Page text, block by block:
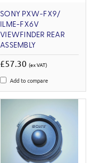
SONY PXW-FX9/
ILME-FX6V
VIEWFINDER REAR
ASSEMBLY
£57.30 (ex VAT)
Add to compare